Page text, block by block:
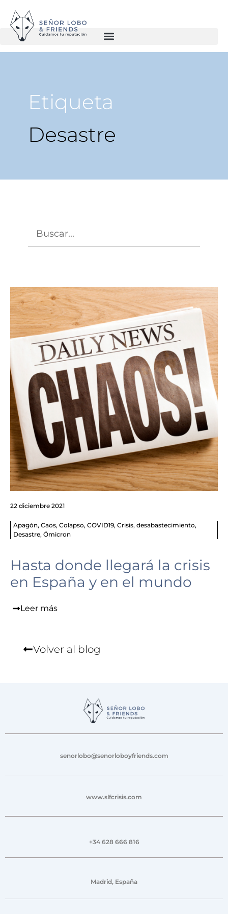
Etiqueta
Desastre
22 diciembre 2021
Apagón, Caos, Colapso, COVID19, Crisis, desabastecimiento,
Desastre, Ómicron
Hasta donde llegará la crisis
en España y en el mundo
Leer más
Volver al blog
senorlobo@senorloboyfriends.com
www.slfcrisis.com
+34 628 666 816
Madrid, España